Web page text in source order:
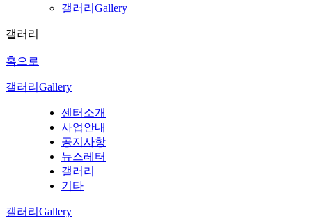
갤러리 Gallery
갤러리
홈으로
갤러리 Gallery
센터소개
사업안내
공지사항
뉴스레터
갤러리
기타
갤러리 Gallery